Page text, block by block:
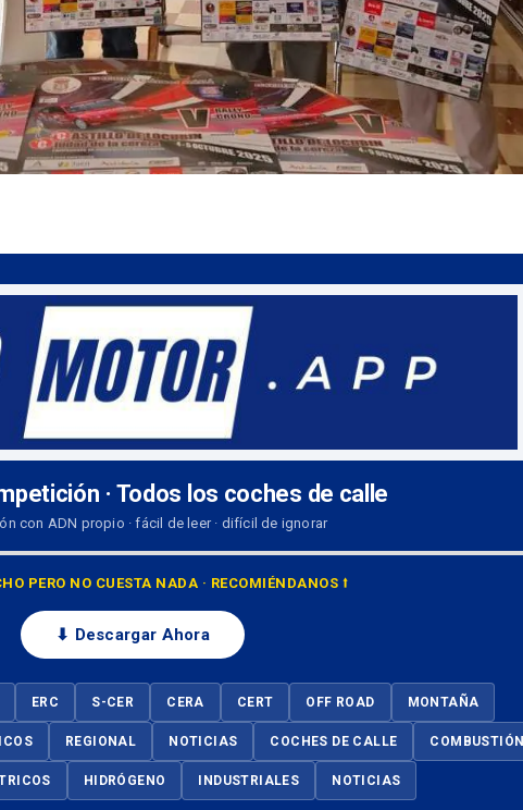
· Todos los coches de calle
con ADN propio · fácil de leer · difícil de ignorar
PERO NO CUESTA NADA · RECOMIÉNDANOS ⭡
⬇ Descargar Ahora
ERC S-CER CERA CERT OFF ROAD MONTAÑA
REGIONAL NOTICIAS COCHES DE CALLE COMBUSTIÓN
HIDRÓGENO INDUSTRIALES NOTICIAS